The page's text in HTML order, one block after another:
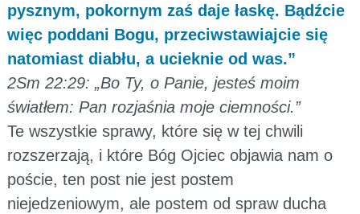
pysznym, pokornym zaś daje łaskę. Bądźcie
więc poddani Bogu, przeciwstawiajcie się
natomiast diabłu, a ucieknie od was.”
2Sm 22:29: „Bo Ty, o Panie, jesteś moim
światłem: Pan rozjaśnia moje ciemności.”
Te wszystkie sprawy, które się w tej chwili
rozszerzają, i które Bóg Ojciec objawia nam o
poście, ten post nie jest postem
niejedzeniowym, ale postem od spraw ducha